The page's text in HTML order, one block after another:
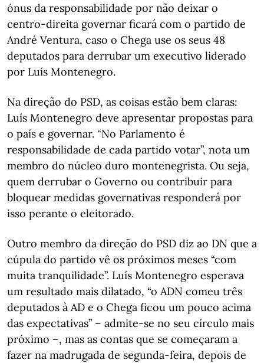
ónus da responsabilidade por não deixar o
centro-direita governar ficará com o partido de
André Ventura, caso o Chega use os seus 48
deputados para derrubar um executivo liderado
por Luís Montenegro.
Na direção do PSD, as coisas estão bem claras:
Luís Montenegro deve apresentar propostas para
o país e governar. “No Parlamento é
responsabilidade de cada partido votar”, nota um
membro do núcleo duro montenegrista. Ou seja,
quem derrubar o Governo ou contribuir para
bloquear medidas governativas responderá por
isso perante o eleitorado.
Outro membro da direção do PSD diz ao DN que a
cúpula do partido vê os próximos meses “com
muita tranquilidade”. Luís Montenegro esperava
um resultado mais dilatado, “o ADN comeu três
deputados à AD e o Chega ficou um pouco acima
das expectativas” – admite-se no seu círculo mais
próximo –, mas as contas que se começaram a
fazer na madrugada de segunda-feira, depois de